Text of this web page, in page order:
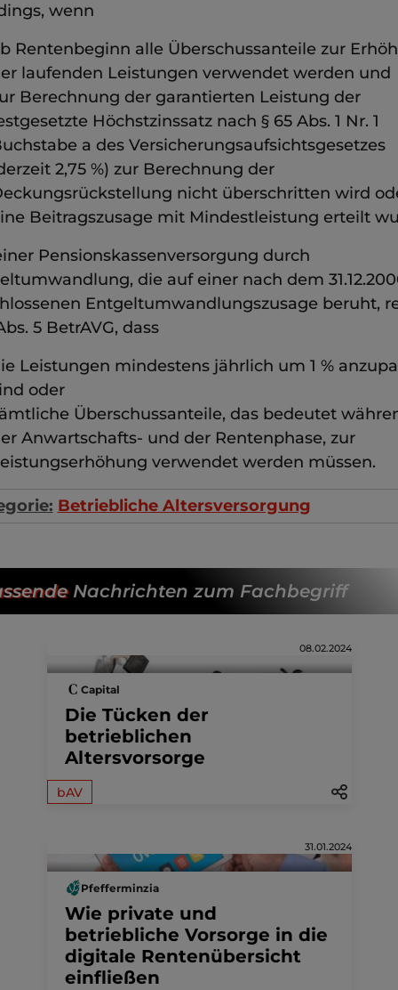
wenn
Rentenbeginn alle Überschussanteile zur
laufenden Leistungen verwendet werden und
Berechnung der garantierten Leistung der
Höchstzinssatz nach § 65 Abs. 1 Nr. 1
a des Versicherungsaufsichtsgesetzes
2,75 %) zur Berechnung der
nicht überschritten wird
Beitragszusage mit Mindestleistung erteilt
Pensionskassenversorgung durch
die auf einer nach dem
Entgeltumwandlungszusage beruht,
5 BetrAVG, dass
Leistungen mindestens jährlich um 1 %
oder
Überschussanteile, das bedeutet
Anwartschafts- und der Rentenphase, zur
verwendet werden müssen.
Betriebliche Altersversorgung
Nachrichten zum Fachbegriff
08.02.2024
Capital
Die Tücken der
betrieblichen
Altersvorsorge
bAV
31.01.2024
Pfefferminzia
Wie private und
betriebliche Vorsorge in die
digitale Rentenübersicht
einfließen